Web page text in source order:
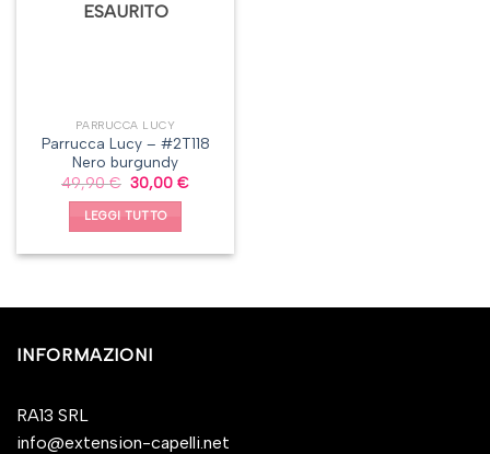
ESAURITO
PARRUCCA LUCY
Parrucca Lucy – #2T118
Nero burgundy
49,90€ 30,00€
LEGGI TUTTO
INFORMAZIONI
RA13 SRL
info@extension-capelli.net